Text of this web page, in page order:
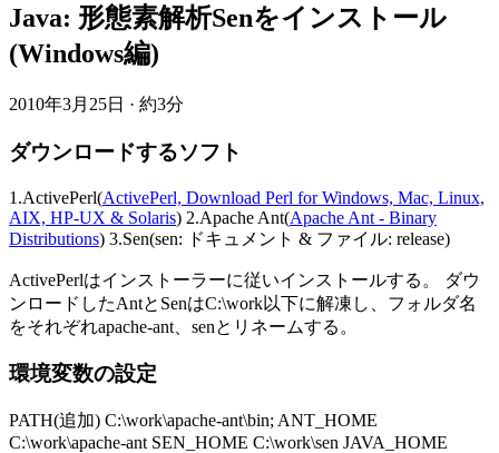
Java: 形態素解析Senをインストール
(Windows編)
2010年3月25日 · 約3分
ダウンロードするソフト
1.ActivePerl(ActivePerl, Download Perl for Windows, Mac, Linux,
AIX, HP-UX & Solaris) 2.Apache Ant(Apache Ant - Binary
Distributions) 3.Sen(sen: ドキュメント & ファイル: release)
ActivePerlはインストーラーに従いインストールする。 ダウ
ンロードしたAntとSenはC:\work以下に解凍し、フォルダ名
をそれぞれapache-ant、senとリネームする。
環境変数の設定
PATH(追加) C:\work\apache-ant\bin; ANT_HOME
C:\work\apache-ant SEN_HOME C:\work\sen JAVA_HOME